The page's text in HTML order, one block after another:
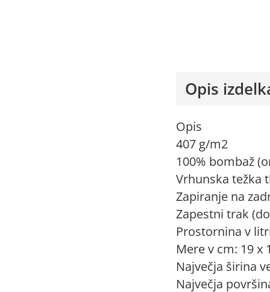
Opis
Opis
407 g/m2
100% bombaž
Vrhunska težka
Zapiranje na
Zapestni trak
Prostornina v
Mere v cm: 19 x
Največja širina
Največja